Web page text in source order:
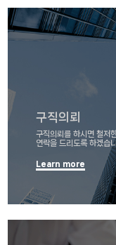
구직의뢰
구직의뢰를 하시면 철저
연락을 드리도록 하겠습
Learn more